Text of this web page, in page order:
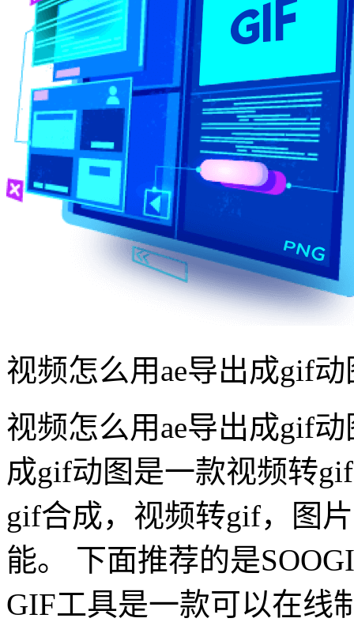
视频怎么用ae导出成gif
视频怎么用ae导出成gif
成gif动图是一款视频转
gif合成，视频转gif，图
能。 下面推荐的是
GIF工具是一款可以在线